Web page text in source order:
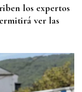
los expertos
ver las